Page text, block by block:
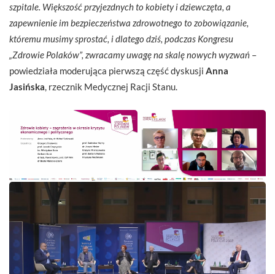
szpitale. Większość przyjezdnych to kobiety i dziewczęta, a
zapewnienie im bezpieczeństwa zdrowotnego to zobowiązanie,
któremu musimy sprostać, i dlatego dziś, podczas Kongresu
„Zdrowie Polaków”, zwracamy uwagę na skalę nowych wyzwań –
powiedziała moderująca pierwszą część dyskusji Anna
Jasińska , rzecznik Medycznej Racji Stanu.